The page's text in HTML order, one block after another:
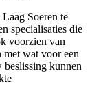
Soeren te
specialisaties die
voorzien van
met wat voor een
beslissing kunnen